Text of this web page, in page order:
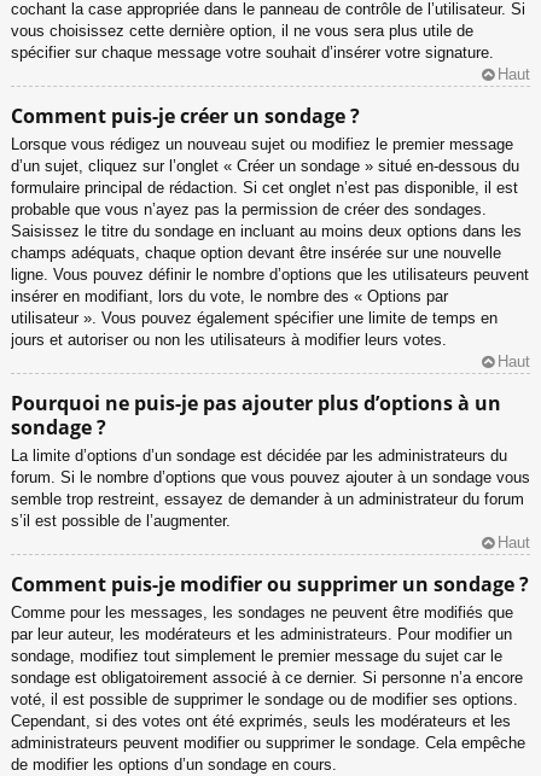
cochant la case appropriée dans le panneau de contrôle de l’utilisateur. Si
vous choisissez cette dernière option, il ne vous sera plus utile de
spécifier sur chaque message votre souhait d’insérer votre signature.
Haut
Comment puis-je créer un sondage ?
Lorsque vous rédigez un nouveau sujet ou modifiez le premier message
d’un sujet, cliquez sur l’onglet « Créer un sondage » situé en-dessous du
formulaire principal de rédaction. Si cet onglet n’est pas disponible, il est
probable que vous n’ayez pas la permission de créer des sondages.
Saisissez le titre du sondage en incluant au moins deux options dans les
champs adéquats, chaque option devant être insérée sur une nouvelle
ligne. Vous pouvez définir le nombre d’options que les utilisateurs peuvent
insérer en modifiant, lors du vote, le nombre des « Options par
utilisateur ». Vous pouvez également spécifier une limite de temps en
jours et autoriser ou non les utilisateurs à modifier leurs votes.
Haut
Pourquoi ne puis-je pas ajouter plus d’options à un
sondage ?
La limite d’options d’un sondage est décidée par les administrateurs du
forum. Si le nombre d’options que vous pouvez ajouter à un sondage vous
semble trop restreint, essayez de demander à un administrateur du forum
s’il est possible de l’augmenter.
Haut
Comment puis-je modifier ou supprimer un sondage ?
Comme pour les messages, les sondages ne peuvent être modifiés que
par leur auteur, les modérateurs et les administrateurs. Pour modifier un
sondage, modifiez tout simplement le premier message du sujet car le
sondage est obligatoirement associé à ce dernier. Si personne n’a encore
voté, il est possible de supprimer le sondage ou de modifier ses options.
Cependant, si des votes ont été exprimés, seuls les modérateurs et les
administrateurs peuvent modifier ou supprimer le sondage. Cela empêche
de modifier les options d’un sondage en cours.